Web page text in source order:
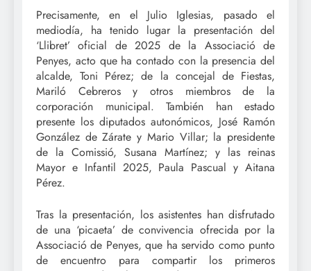
Precisamente, en el Julio Iglesias, pasado el
mediodía, ha tenido lugar la presentación del
‘Llibret’ oficial de 2025 de la Associació de
Penyes, acto que ha contado con la presencia del
alcalde, Toni Pérez; de la concejal de Fiestas,
Mariló Cebreros y otros miembros de la
corporación municipal. También han estado
presente los diputados autonómicos, José Ramón
González de Zárate y Mario Villar; la presidente
de la Comissió, Susana Martínez; y las reinas
Mayor e Infantil 2025, Paula Pascual y Aitana
Pérez.
Tras la presentación, los asistentes han disfrutado
de una ‘picaeta’ de convivencia ofrecida por la
Associació de Penyes, que ha servido como punto
de encuentro para compartir los primeros